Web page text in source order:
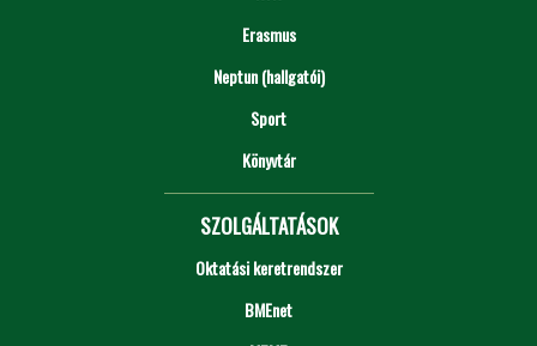
Erasmus
Neptun (hallgatói)
Sport
Könyvtár
SZOLGÁLTATÁSOK
Oktatási keretrendszer
BMEnet